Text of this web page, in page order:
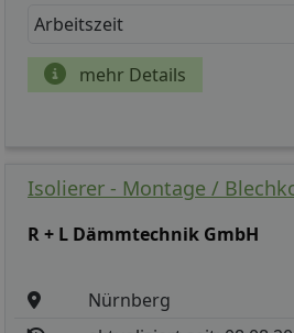
Arbeitszeit
mehr Details
Isolierer - Montage /
R + L Dämmtechnik GmbH
Nürnberg